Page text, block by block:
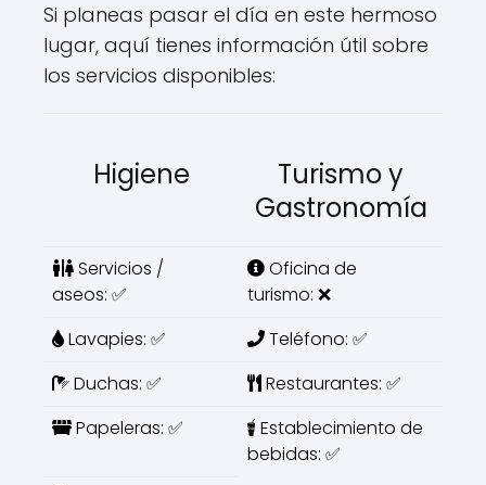
Si planeas pasar el día en este hermoso
lugar, aquí tienes información útil sobre
los servicios disponibles:
Higiene
Turismo y
Gastronomía
Servicios /
aseos: ✅
Oficina de
turismo: ❌
Lavapies: ✅
Teléfono: ✅
Duchas: ✅
Restaurantes: ✅
Papeleras: ✅
Establecimiento de
bebidas: ✅